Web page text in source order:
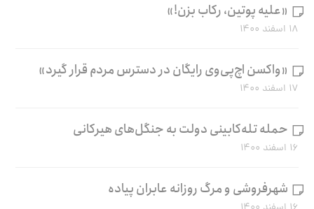
«علیه پوتین، رکاب بزن!»
۱۸ اسفند ۱۴۰۰
«واکسن اچ‌پی‌وی رایگان در دسترس مردم قرار گیرد»
۱۷ اسفند ۱۴۰۰
حمله تله‌کابینی دولت به جنگل‌های هیرکانی
۱۶ اسفند ۱۴۰۰
شهرفروشی و مرگ روزانه عابران پیاده